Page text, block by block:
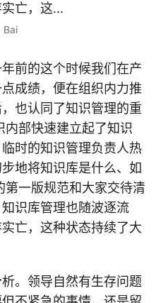
亡，这...
Bai
前的这个时候我们在产
成绩，便在组织内力推
也认同了知识管理的重
部快速建立起了知识
时的知识管理负责人热
地将知识库是什么、如
一版规范和大家交待清
识库管理也随波逐流
亡，这种状态持续了大
。领导自然有生存问题